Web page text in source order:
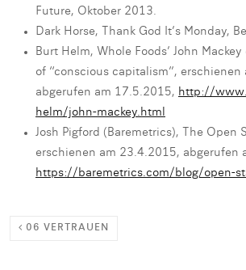
Future, Oktober 2013.
Dark Horse, Thank God It’s Monday,
Burt Helm, Whole Foods’ John
of “conscious capitalism”,
abgerufen am 17.5.2015, http://
helm/john-mackey.html
Josh Pigford (Baremetrics), The Open
erschienen am 23.4.2015, abgerufen
https://baremetrics.com/blog/open-
06 VERTRAUEN